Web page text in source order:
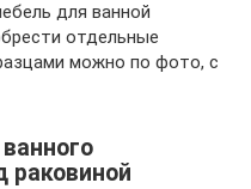
для ванной
отдельные
можно по фото, с
раковиной